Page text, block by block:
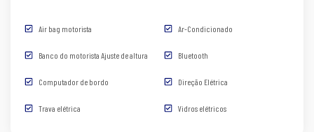
Air bag motorista Ar-Condicionado
Banco do motorista Ajuste de altura Bluetooth
Computador de bordo Direção Elétrica
Trava elétrica Vidros elétricos